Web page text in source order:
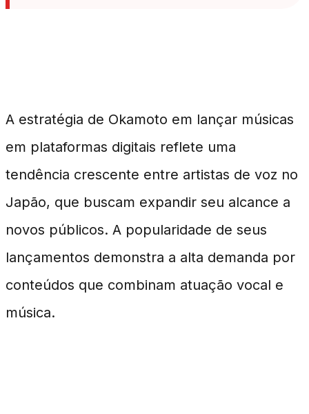
A estratégia de Okamoto em lançar músicas
em plataformas digitais reflete uma
tendência crescente entre artistas de voz no
Japão, que buscam expandir seu alcance a
novos públicos. A popularidade de seus
lançamentos demonstra a alta demanda por
conteúdos que combinam atuação vocal e
música.